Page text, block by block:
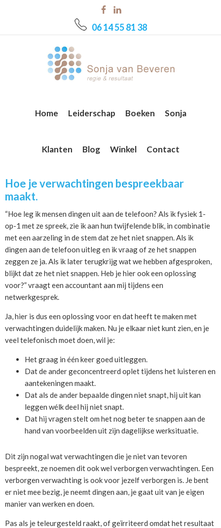
06 14 55 81 38
Home Leiderschap Boeken Sonja
Klanten Blog Winkel Contact
Hoe je verwachtingen bespreekbaar
maakt.
“Hoe leg ik mensen dingen uit aan de telefoon? Als ik fysiek 1-
op-1 met ze spreek, zie ik aan hun twijfelende blik, in combinatie
met een aarzeling in de stem dat ze het niet snappen. Als ik
dingen aan de telefoon uitleg en ik vraag of ze het snappen
zeggen ze ja. Als ik later terugkrijg wat we hebben afgesproken,
blijkt dat ze het niet snappen. Heb je hier ook een oplossing
voor?” vraagt een accountant aan mij tijdens een
netwerkgesprek.
Ja, hier is dus een oplossing voor en dat heeft te maken met
verwachtingen duidelijk maken. Nu je elkaar niet kunt zien, en je
veel telefonisch moet doen, wil je:
Het graag in één keer goed uitleggen.
Dat de ander geconcentreerd oplet tijdens het luisteren en
aantekeningen maakt.
Dat als de ander bepaalde dingen niet snapt, hij uit kan
leggen wélk deel hij niet snapt.
Dat hij vragen stelt om het nog beter te snappen aan de
hand van voorbeelden uit zijn dagelijkse werksituatie.
Dit zijn nogal wat verwachtingen die je niet van tevoren
bespreekt, ze noemen dit ook wel verborgen verwachtingen. Een
verborgen verwachting is ook voor jezelf verborgen is. Je bent
er niet mee bezig, je neemt dingen aan, je gaat uit van je eigen
manier van werken en doen.
Pas als je teleurgesteld raakt, of geïrriteerd omdat het resultaat